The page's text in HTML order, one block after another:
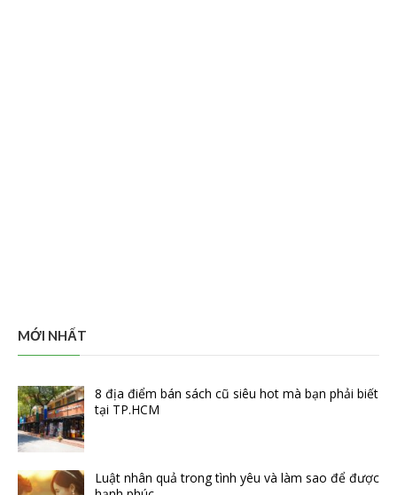
MỚI NHẤT
8 địa điểm bán sách cũ siêu hot mà bạn phải biết
tại TP.HCM
Luật nhân quả trong tình yêu và làm sao để được